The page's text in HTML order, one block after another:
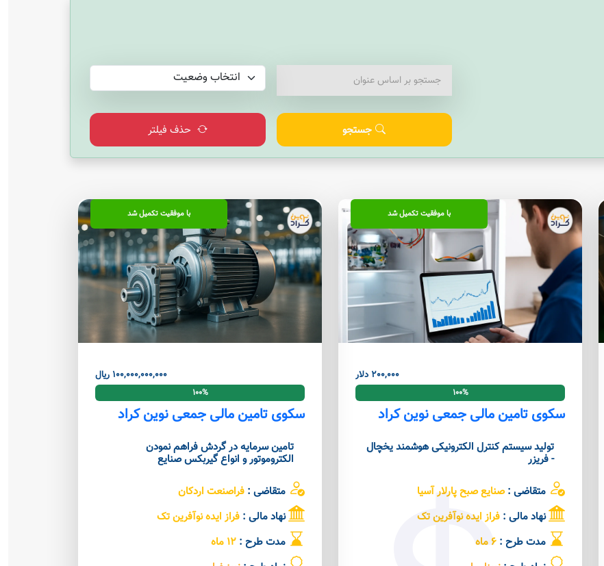
جستجو
حذف فیلتر
با موفقیت تکمیل شد
200,000 دلار
100%
سکوی تامین مالی جمعی نوین کراد
تولید سیستم کنترل الکترونیکی هوشمند یخچال
- فریزر
متقاضی :صنایع صبح پارلار آسیا
نهاد مالی : فراز ایده نوآفرین تک
مدت طرح : 6 ماه
با موفقیت تکمیل شد
100,000,000,000 ریال
100%
سکوی تامین مالی جمعی نوین کراد
تامین سرمایه در گردش فراهم نمودن
الکتروموتور و انواع گیربکس صنایع
متقاضی : فراصنعت اردکان
نهاد مالی : فراز ایده نوآفرین تک
مدت طرح : 12 ماه